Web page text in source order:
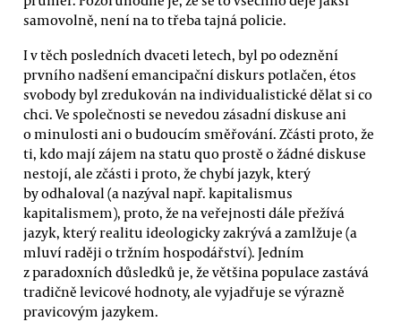
samovolně, není na to třeba tajná policie.
I v těch posledních dvaceti letech, byl po odeznění
prvního nadšení emancipační diskurs potlačen, étos
svobody byl zredukován na individualistické dělat si co
chci. Ve společnosti se nevedou zásadní diskuse ani
o minulosti ani o budoucím směřování. Zčásti proto, že
ti, kdo mají zájem na statu quo prostě o žádné diskuse
nestojí, ale zčásti i proto, že chybí jazyk, který
by odhaloval (a nazýval např. kapitalismus
kapitalismem), proto, že na veřejnosti dále přežívá
jazyk, který realitu ideologicky zakrývá a zamlžuje (a
mluví raději o tržním hospodářství). Jedním
z paradoxních důsledků je, že většina populace zastává
tradičně levicové hodnoty, ale vyjadřuje se výrazně
pravicovým jazykem.